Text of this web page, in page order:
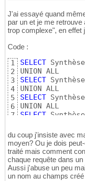
J'ai essayé quand
par un et je me
trop complexe", en effet
Code :
1
2
3
4
5
6
7
SELECT
SELECT
SELECT
SELECT
du coup j'insiste avec
moyen? Ou je dois
traité mais comment
chaque requête dans un
Aussi j'abuse un peu
un nom au champs